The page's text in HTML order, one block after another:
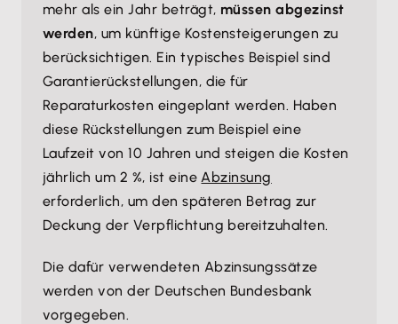
mehr als ein Jahr beträgt, müssen abgezinst
werden, um künftige Kostensteigerungen zu
berücksichtigen. Ein typisches Beispiel sind
Garantierückstellungen, die für
Reparaturkosten eingeplant werden. Haben
diese Rückstellungen zum Beispiel eine
Laufzeit von 10 Jahren und steigen die Kosten
jährlich um 2 %, ist eineAbzinsung
erforderlich, um den späteren Betrag zur
Deckung der Verpflichtung bereitzuhalten.
Die dafür verwendeten Abzinsungssätze
werden von der Deutschen Bundesbank
vorgegeben.